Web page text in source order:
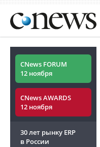
CNews FORUM
12 ноября
CNews AWARDS
12 ноября
30 лет рынку ERP
в России